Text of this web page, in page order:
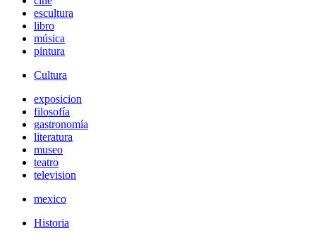
escultura
libro
música
pintura
Cultura
exposicion
filosofía
gastronomía
literatura
museo
teatro
television
mexico
Historia